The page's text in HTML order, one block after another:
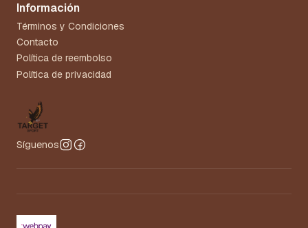
Información
Términos y Condiciones
Contacto
Política de reembolso
Política de privacidad
Síguenos